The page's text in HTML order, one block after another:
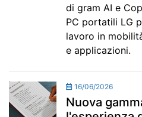
di gram AI e
PC portatili LG
lavoro in
e applicazioni.
16/06/2026
Nuova